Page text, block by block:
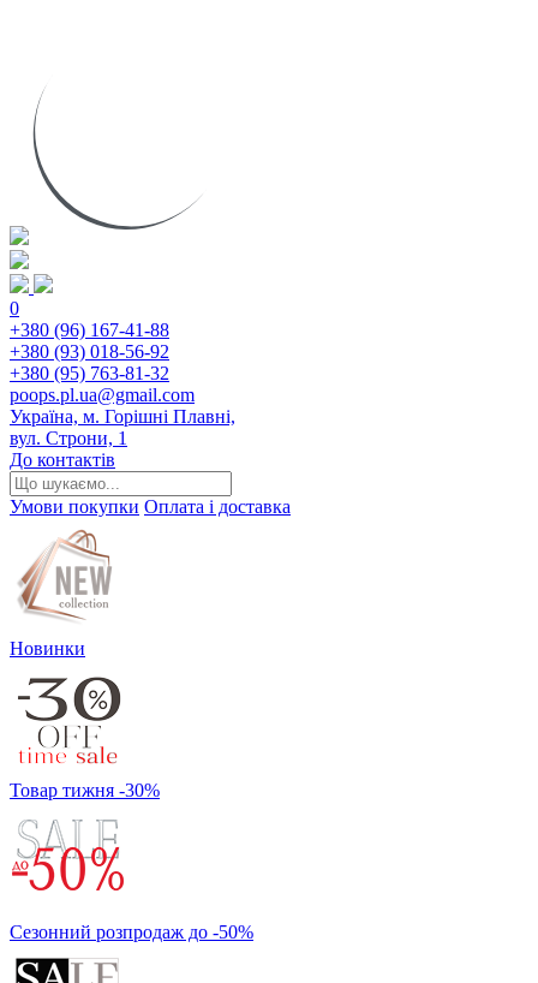
0
+380 (96) 167-41-88
+380 (93) 018-56-92
+380 (95) 763-81-32
poops.pl.ua@gmail.com
Україна, м. Горішні Плавні,
вул. Строни, 1
До контактів
Умови покупки Оплата і доставка
Новинки
Товар тижня -30%
Сезонний розпродаж до -50%